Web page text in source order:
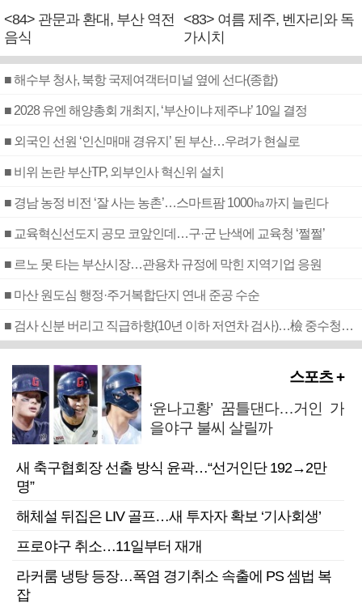
<84> 관문과 환대, 부산 역전
음식
<83> 여름 제주, 벤자리와 독
가시치
■ 해수부 청사, 북항 국제여객터미널 옆에 선다(종합)
■ 2028 유엔 해양총회 개최지, ‘부산이냐 제주냐’ 10일 결정
■ 외국인 선원 ‘인신매매 경유지’ 된 부산…우려가 현실로
■ 비위 논란 부산TP, 외부인사 혁신위 설치
■ 경남 농정 비전 ‘잘 사는 농촌’…스마트팜 1000㏊까지 늘린다
■ 교육혁신선도지 공모 코앞인데…구·군 난색에 교육청 ‘쩔쩔’
■ 르노 못 타는 부산시장…관용차 규정에 막힌 지역기업 응원
■ 마산 원도심 행정·주거복합단지 연내 준공 수순
■ 검사 신분 버리고 직급하향(10년 이하 저연차 검사)…檢 중수청행 기피
스포츠 +
‘윤나고황’ 꿈틀댄다…거인 가
을야구 불씨 살릴까
새 축구협회장 선출 방식 윤곽…“선거인단 192→2만
명”
해체설 뒤집은 LIV 골프…새 투자자 확보 ‘기사회생’
프로야구 취소…11일부터 재개
라커룸 냉탕 등장…폭염 경기취소 속출에 PS 셈법 복
잡